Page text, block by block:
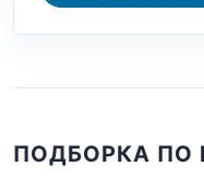
ПОДБОРКА ПО